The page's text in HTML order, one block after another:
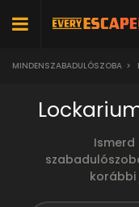
MINDENSZABADULÓSZOBA >
Ismerd
korábbi